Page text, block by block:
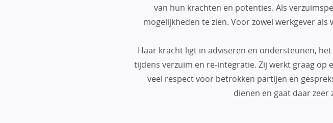
van hun krachten en potenties. Als
mogelijkheden te zien. Voor zowel werkgever
Haar kracht ligt in adviseren en ondersteunen,
tijdens verzuim en re-integratie. Zij werkt graag op
veel respect voor betrokken partijen en
dienen en gaat daar